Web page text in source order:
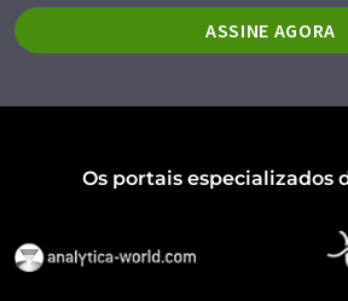
ASSINE AGORA
Os portais especializados